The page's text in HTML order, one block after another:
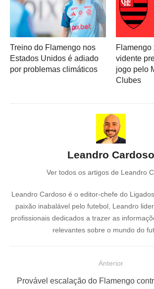
Treino do Flamengo nos
Estados Unidos é adiado
por problemas climáticos
Flamengo
vidente
jogo pelo
Clubes
Leandro Cardoso
Ver todos os artigos de Leandro
Leandro Cardoso é o editor-chefe do
paixão inabalável pelo futebol, Leandro
profissionais dedicados a trazer as
relevantes sobre o mundo do
Anterior
PProvável escalação do Flamengo